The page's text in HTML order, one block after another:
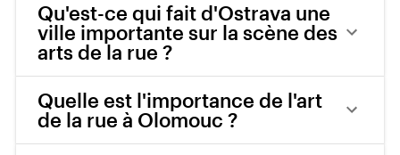
Qu'est-ce qui fait d'Ostrava une
ville importante sur la scène des
arts de la rue ?
Quelle est l'importance de l'art
de la rue à Olomouc ?